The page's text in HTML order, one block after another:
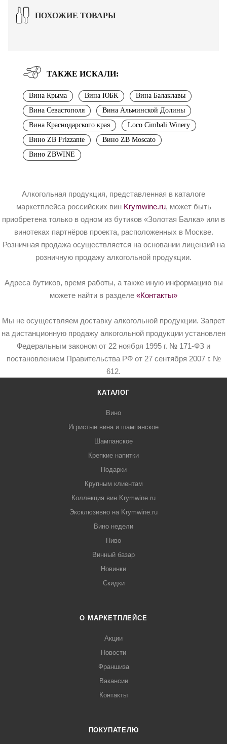
ПОХОЖИЕ ТОВАРЫ
ТАКЖЕ ИСКАЛИ:
Вина Крыма Вина ЮБК
Вина Балаклавы
Вина Севастополя
Вина Альминской Долины
Вина Краснодарского края
Loco Cimbali Winery
Вино ZB Frizzante
Вино ZB Moscato
Вино ZBWINE
Алкогольная продукция, представленная в каталоге
маркетплейса российских вин Krymwine.ru, может быть
приобретена только в одном из бутиков «Золотая Балка» или в
винотеках партнёров проекта, расположенных в Москве.
Розничная продажа осуществляется на основании лицензий на
розничную продажу алкогольной продукции.
Адреса бутиков, время работы, а также иную информацию вы
можете найти в разделе «Контакты»
Мы не осуществляем доставку алкогольной продукции. Запрет
на дистанционную продажу алкогольной продукции установлен
Федеральным законом от 22 ноября 1995 г. № 171-ФЗ и
постановлением Правительства РФ от 27 сентября 2007 г. №
612.
КАТАЛОГ
Вино
Игристые вина и шампанское
Шампанское
Крепкие напитки
Подарки
Крупным клиентам
Коллекция вин Krymwine.ru
Эксклюзивно на Krymwine.ru
Вино недели
Пиво
Винный базар
Новинки
Скидки
О МАРКЕТПЛЕЙСЕ
Акции
Новости
Франшиза
Вакансии
Контакты
ПОКУПАТЕЛЮ